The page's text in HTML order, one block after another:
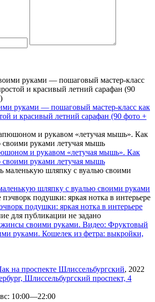
руками — пошаговый мастер-класс как
и красивый летний сарафан (90 фото +
и рукавом «летучая мышь». Как
своими руками летучая мышь
шляпку с вуалью своими руками
подушки: яркая нотка в интерьере
своими руками. Видео: Фруктовый
руками. Кошелек из фетра: выкройки,
на проспекте Шлиссельбургский, 2022
Шлиссельбургский проспект, 4
10:00—22:00